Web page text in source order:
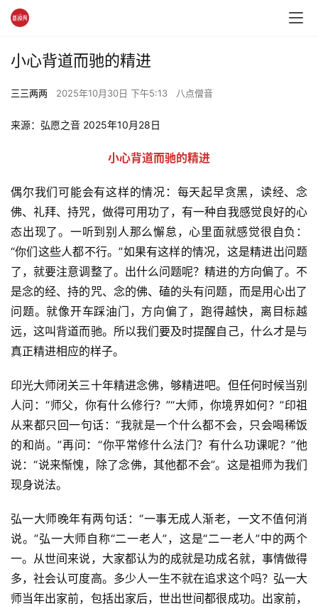
小心背道而驰的精进
三三两两 2025年10月30日 下午5:13 八点僧音
来源：弘愿之音 2025年10月28日
小心背道而驰的精进
偶尔我们可能会有这样的情况：每天起早贪黑，读经、念
佛、礼拜、持咒，做得可用功了，有一种自我感觉良好的心
态出现了。一听到别人那么懈怠，心里面就感觉很自负：
“你们这些人都不行。”如果有这样的情况，这是精进出问题
了，就要注意调整了。出什么问题呢？精进的方向偏了。不
是念的经、持的咒、念的佛、磕的头有问题，而是用心出了
问题。就像开车踩油门，方向偏了，跑得越快，离目标越
远，这叫背道而驰。所以我们要及时提醒自己，什么才是与
真正精进相应的样子。
印光大师闭关三十年精进念佛，够精进吧。但任何时候当别
人问：“师父，你有什么修行？”“大师，你境界如何？”印祖
从来都只回一句话：“我就是一个什么都不会，只会喝稀饭
的和尚。”再问：“你平常修什么法门？有什么功课呢？”他
说：“说来惭愧，除了念佛，其他都不会”。这是祖师为我们
现身说法。
弘一大师晚年有两句话：“一事无成人渐老，一文不值何消
说。”弘一大师自称“二一老人”，这是“二一老人”中的两个
一。从世间来说，大家都认为的成就是功成名就，事情做得
多，社会认可度高。多少人一生不就在追求这个吗？弘一大
师当年出家前，包括出家后，世出世间都很成功。出家前，